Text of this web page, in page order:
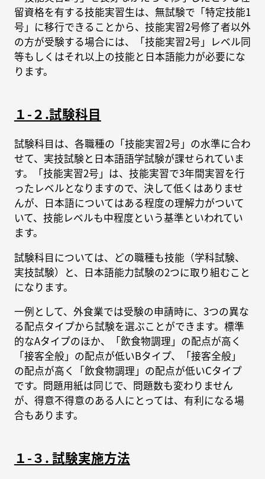
留資格を有する技能実習生は、無試験で「特定技能1
号」に移行できることから、技能実習2号修了者以外
の方が受験する場合には、「技能実習2号」レベル同
等もしくはそれ以上の技能と日本語能力が必要にな
ります。
１-２.試験科目
試験科目は、各職種の「技能実習2号」の水準に合わ
せて、実技試験と日本語語学試験が課せられていま
す。「技能実習2号」は、技能実習で3年間実習を行
ったレベルとなりますので、決して低くはありませ
んが、日本語についてはある程度の理解力がついて
いて、技能レベルも中程度という基準といわれてい
ます。
試験科目については、どの職種も技能（学科試験、
実技試験）と、日本語能力試験の2つに取り組むこと
になります。
一例として、外食業では受験の申請時に、3つの異な
る配点タイプから試験を選ぶことができます。標準
的なAタイプのほか、「飲食物調理」の配点が高く
「接客全般」の配点が低いBタイプ、「接客全般」
の配点が高く「飲食物調理」の配点が低いCタイプ
です。問題用紙は同じで、問題数も変わりません
が、得意不得意のある人にとっては、有利になる場
合もあります。
１-３. 試験実施方法